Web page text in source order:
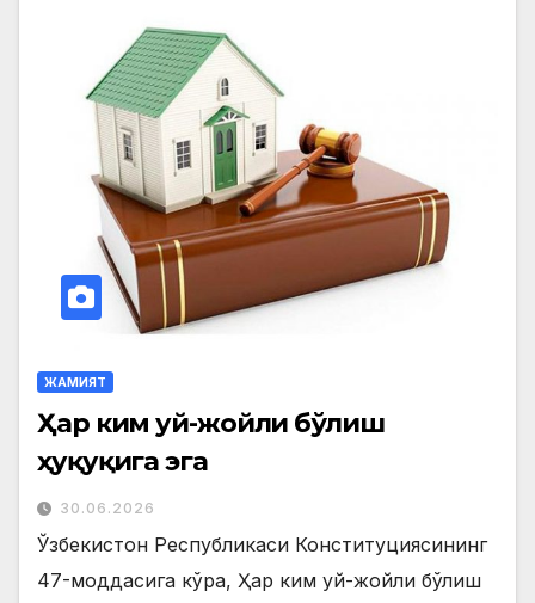
ЖАМИЯТ
Ҳар ким уй-жойли бўлиш
ҳуқуқига эга
30.06.2026
Ўзбекистон Республикаси Конституциясининг
47-моддасига кўра, Ҳар ким уй-жойли бўлиш